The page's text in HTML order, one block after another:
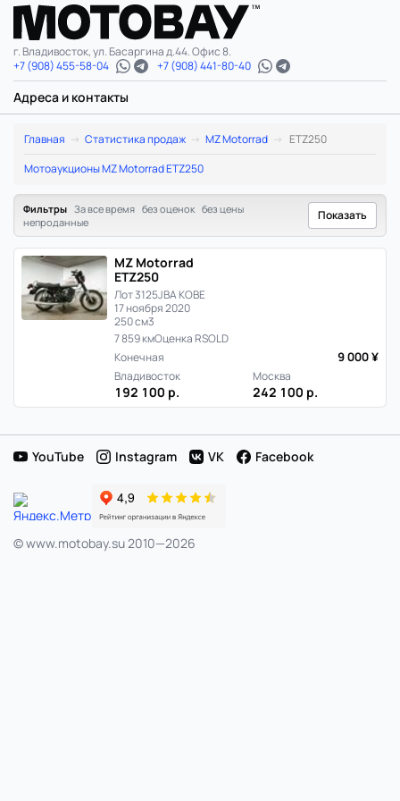
г. Владивосток, ул. Басаргина д.44. Офис 8.
+7 (908) 455-58-04
+7 (908) 441-80-40
Адреса и контакты
MZ
Motorrad
ETZ250:
статистика
цен
и
продаж
Японии
Главная Статистика продаж MZ Motorrad
ETZ250
Мотоаукционы MZ Motorrad ETZ250
Фильтры За все время без оценок без цены
непроданные
Показать
MZ Motorrad
ETZ250
Лот 3125JBA KOBE
17 ноября 2020
250 см3
7 859 кмОценка RSOLD
Конечная
9 000 ¥
Владивосток
192 100 р.
Москва
242 100 р.
YouTube Instagram VK Facebook
© www.motobay.su 2010—2026